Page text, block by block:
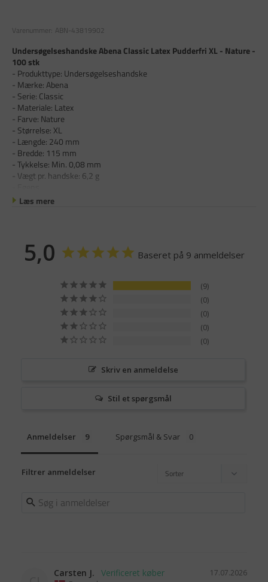
Varenummer: ABN-43819902
Undersøgelseshandske Abena Classic Latex Pudderfri XL - Nature -
100 stk
- Produkttype: Undersøgelseshandske
- Mærke: Abena
- Serie: Classic
- Materiale: Latex
- Farve: Nature
- Størrelse: XL
- Længde: 240 mm
- Bredde: 115 mm
- Tykkelse: Min. 0,08 mm
- Vægt pr. handske: 6,2 g
Læs mere
5,0 Baseret på 9 anmeldelser
9
0
0
0
0
Skriv en anmeldelse
Stil et spørgsmål
Anmeldelser Spørgsmål & Svar
Filtrer anmeldelser
17.07.2026
Carsten J.